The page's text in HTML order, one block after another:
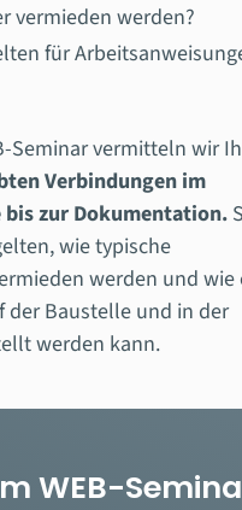
vermieden werden?
für
Seminar vermitteln wir
Verbindungen im
bis zur Dokumentation.
wie typische
werden und wie
der Baustelle und in der
werden kann.
WEB-